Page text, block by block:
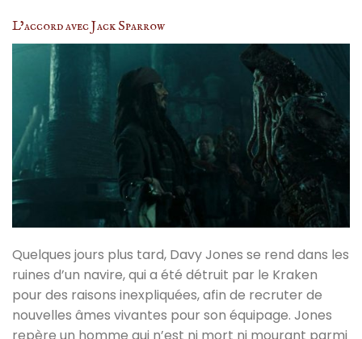
L’accord avec Jack Sparrow
Quelques jours plus tard, Davy Jones se rend dans les
ruines d’un navire, qui a été détruit par le Kraken
pour des raisons inexpliquées, afin de recruter de
nouvelles âmes vivantes pour son équipage. Jones
repère un homme qui n’est ni mort ni mourant parmi